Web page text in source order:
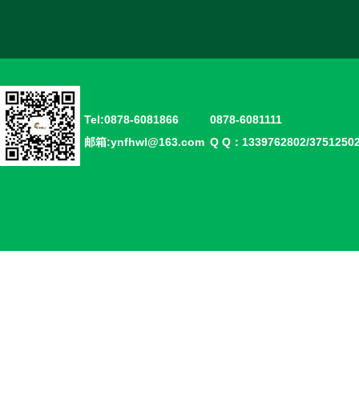
Tel:0878-6081866
邮箱:ynfhwl@163.com
0878-6081111
Q Q：1339762802/